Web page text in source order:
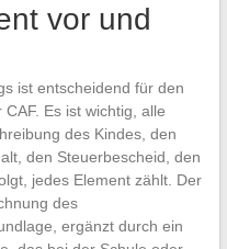
vor und
ist entscheidend für den
Es ist wichtig, alle
des Kindes, den
den Steuerbescheid, den
jedes Element zählt. Der
des
ergänzt durch ein